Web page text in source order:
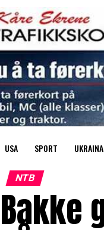
USA SPORT UKRAINA
NTB
Bakke